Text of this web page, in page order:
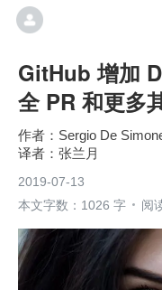
GitHub 增加
全 PR 和更多
Sergio De
张兰月
2019-07-13
本文字数：1026 字
阅